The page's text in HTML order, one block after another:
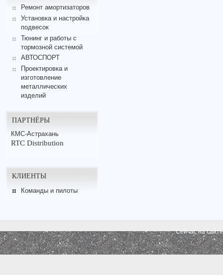
Ремонт амортизаторов
Установка и настройка
подвесок
Тюнинг и работы с
тормозной системой
АВТОСПОРТ
Проектировка и
изготовление
металлических
изделий
ПАРТНЁРЫ
КМС-Астрахань
RTC Distribution
КЛИЕНТЫ
Команды и пилоты
Сейчас на